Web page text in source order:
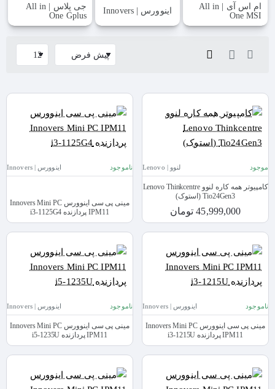
ام اس آی | All in
One MSI
اینوورس | Innovers
جی پلاس | All in
One Gplus
موجود لنوو | Lenovo
کامپیوتر همه کاره لنوو Lenovo Thinkcentre
Tio24Gen3 (استوک)
45,999,000 تومان
ناموجود اینوورس | Innovers
مینی پی سی اینوورس Innovers Mini PC
IPM11 پردازنده i3-1125G4
ناموجود اینوورس | Innovers
مینی پی سی اینوورس Innovers Mini PC
IPM11 پردازنده i3-1215U
ناموجود اینوورس | Innovers
مینی پی سی اینوورس Innovers Mini PC
IPM11 پردازنده i5-1235U